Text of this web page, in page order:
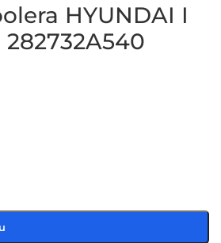
HYUNDAI I
282732A540